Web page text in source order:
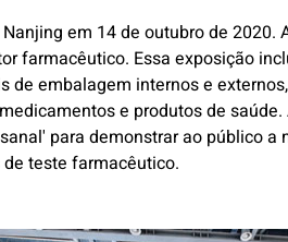
em 14 de outubro de 2020.
farmacêutico. Essa exposição
de embalagem internos e
e produtos de
para demonstrar ao público
teste farmacêutico.